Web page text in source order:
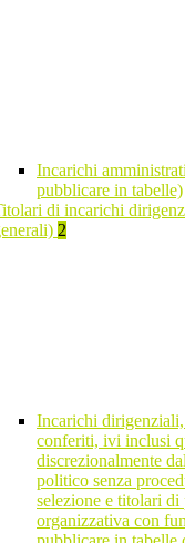
Incarichi
pubblicare in tabelle)
di incarichi
2
Incarichi
conferiti, ivi inclusi
discrezionalmente
politico senza
selezione e titolari di
organizzativa con